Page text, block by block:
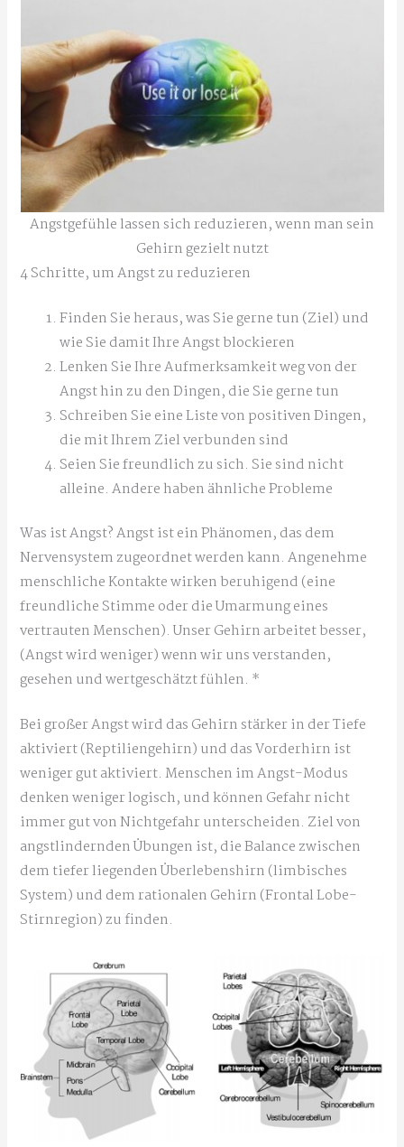
Angstgefühle lassen sich reduzieren, wenn man sein
Gehirn gezielt nutzt
4 Schritte, um Angst zu reduzieren
Finden Sie heraus, was Sie gerne tun (Ziel) und
wie Sie damit Ihre Angst blockieren
Lenken Sie Ihre Aufmerksamkeit weg von der
Angst hin zu den Dingen, die Sie gerne tun
Schreiben Sie eine Liste von positiven Dingen,
die mit Ihrem Ziel verbunden sind
Seien Sie freundlich zu sich. Sie sind nicht
alleine. Andere haben ähnliche Probleme
Was ist Angst? Angst ist ein Phänomen, das dem
Nervensystem zugeordnet werden kann. Angenehme
menschliche Kontakte wirken beruhigend (eine
freundliche Stimme oder die Umarmung eines
vertrauten Menschen). Unser Gehirn arbeitet besser,
(Angst wird weniger) wenn wir uns verstanden,
gesehen und wertgeschätzt fühlen. *
Bei großer Angst wird das Gehirn stärker in der Tiefe
aktiviert (Reptiliengehirn) und das Vorderhirn ist
weniger gut aktiviert. Menschen im Angst-Modus
denken weniger logisch, und können Gefahr nicht
immer gut von Nichtgefahr unterscheiden. Ziel von
angstlindernden Übungen ist, die Balance zwischen
dem tiefer liegenden Überlebenshirn (limbisches
System) und dem rationalen Gehirn (Frontal Lobe-
Stirnregion) zu finden.